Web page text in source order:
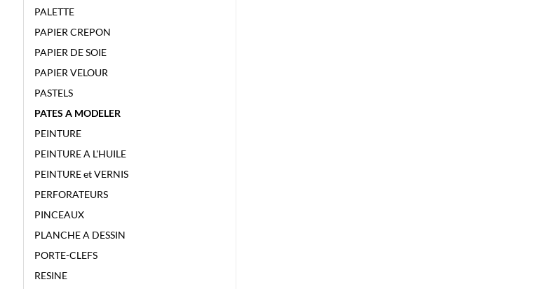
PALETTE
PAPIER CREPON
PAPIER DE SOIE
PAPIER VELOUR
PASTELS
PATES A MODELER
PEINTURE
PEINTURE A L'HUILE
PEINTURE et VERNIS
PERFORATEURS
PINCEAUX
PLANCHE A DESSIN
PORTE-CLEFS
RESINE